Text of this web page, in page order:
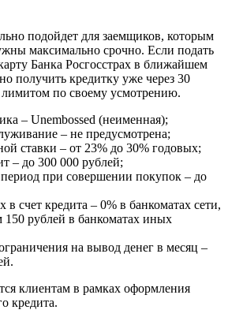
подойдет для заемщиков, которым
максимально срочно. Если подать
Банка Росгосстрах в ближайшем
получить кредитку уже через 30
лимитом по своему усмотрению.
‒ Unembossed (неименная);
‒ не предусмотрена;
ставки ‒ от 23% до 30% годовых;
‒ до 300 000 рублей;
при совершении покупок ‒ до
в счет кредита ‒ 0% в банкоматах сети,
рублей в банкоматах иных
на вывод денег в месяц ‒
клиентам в рамках оформления
кредита.